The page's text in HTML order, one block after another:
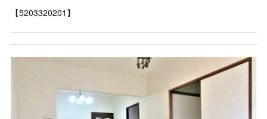
【5203320201】